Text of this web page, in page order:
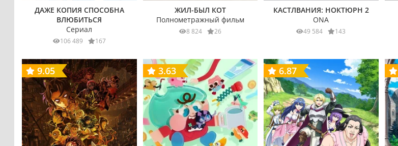
ДАЖЕ КОПИЯ СПОСОБНА
ВЛЮБИТЬСЯ
Сериал
106 489 167
ЖИЛ-БЫЛ КОТ
Полнометражный фильм
8 824 26
КАСТЛВАНИЯ: НОКТЮРН 2
ONA
49 584 143
9.05 3.63 6.87